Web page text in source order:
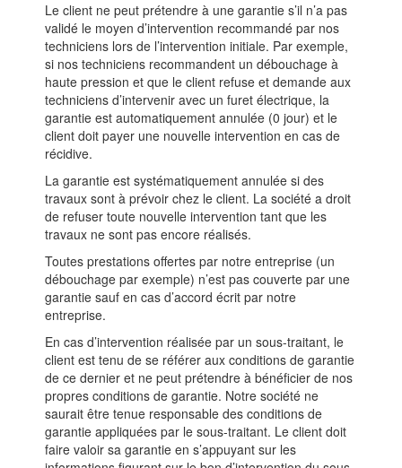
Le client ne peut prétendre à une garantie s’il n’a pas
validé le moyen d’intervention recommandé par nos
techniciens lors de l’intervention initiale. Par exemple,
si nos techniciens recommandent un débouchage à
haute pression et que le client refuse et demande aux
techniciens d’intervenir avec un furet électrique, la
garantie est automatiquement annulée (0 jour) et le
client doit payer une nouvelle intervention en cas de
récidive.
La garantie est systématiquement annulée si des
travaux sont à prévoir chez le client. La société a droit
de refuser toute nouvelle intervention tant que les
travaux ne sont pas encore réalisés.
Toutes prestations offertes par notre entreprise (un
débouchage par exemple) n’est pas couverte par une
garantie sauf en cas d’accord écrit par notre
entreprise.
En cas d’intervention réalisée par un sous-traitant, le
client est tenu de se référer aux conditions de garantie
de ce dernier et ne peut prétendre à bénéficier de nos
propres conditions de garantie. Notre société ne
saurait être tenue responsable des conditions de
garantie appliquées par le sous-traitant. Le client doit
faire valoir sa garantie en s’appuyant sur les